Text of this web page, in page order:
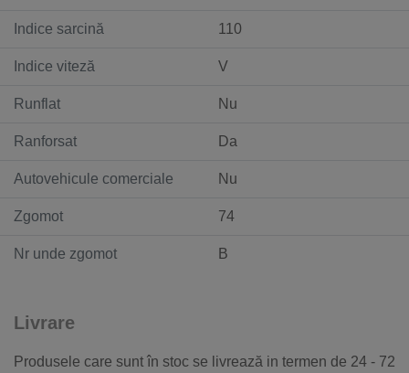
Indice sarcină 110
Indice viteză V
Runflat Nu
Ranforsat Da
Autovehicule comerciale Nu
Zgomot 74
Nr unde zgomot B
Livrare
Produsele care sunt în stoc se livrează in termen de 24 - 72